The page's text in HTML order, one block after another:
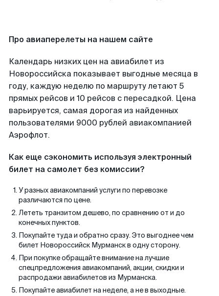
Про авиаперелеты на нашем сайте
Календарь низких цен на авиабилет из
Новороссийска показывает выгодные месяца в
году, каждую неделю по маршруту летают 5
прямых рейсов и 10 рейсов с пересадкой. Цена
варьируется, самая дорогая из найденных
пользователями 9000 рублей авиакомпанией
Аэрофлот.
Как еще сэкономить используя электронный
билет на самолет без комиссии?
У разных авиакомпаний услуги по перевозке
различаются по цене.
Лететь транзитом дешево, по сравнению от и до
конечных пунктов.
Покупайте туда и обратно сразу. Это выгоднее чем
билет Новороссийск Мурманск в одну сторону.
При покупке обращайте внимание на лучшие
спецпредложения авиакомпаний, акции, скидки и
распродажи авиабилетов из Мурманска.
Покупайте авиабилет на неделе, а не в выходные.